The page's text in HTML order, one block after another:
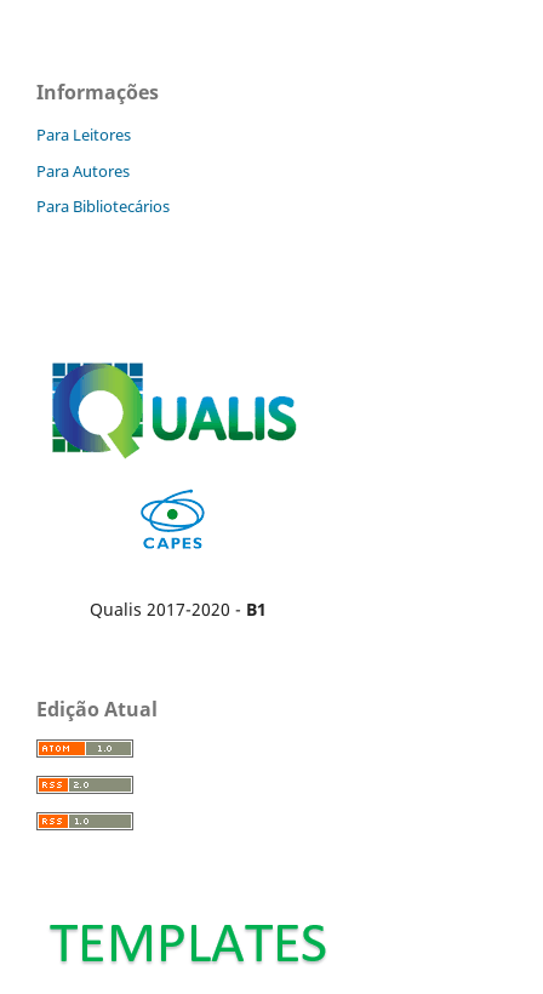
Informações
Para Leitores
Para Autores
Para Bibliotecários
Qualis 2017-2020 - B1
Edição Atual